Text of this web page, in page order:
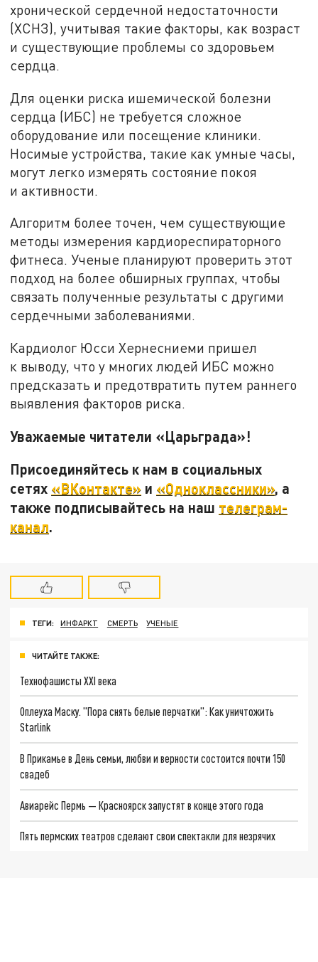
хронической сердечной недостаточности
(ХСНЗ), учитывая такие факторы, как возраст
и существующие проблемы со здоровьем
сердца.
Для оценки риска ишемической болезни
сердца (ИБС) не требуется сложное
оборудование или посещение клиники.
Носимые устройства, такие как умные часы,
могут легко измерять состояние покоя
и активности.
Алгоритм более точен, чем существующие
методы измерения кардиореспираторного
фитнеса. Ученые планируют проверить этот
подход на более обширных группах, чтобы
связать полученные результаты с другими
сердечными заболеваниями.
Кардиолог Юсси Хернесниеми пришел
к выводу, что у многих людей ИБС можно
предсказать и предотвратить путем раннего
выявления факторов риска.
Уважаемые читатели «Царьграда»!
Присоединяйтесь к нам в социальных
сетях «ВКонтакте» и «Одноклассники», а
также подписывайтесь на наш телеграм-
канал.
ТЕГИ: ИНФАРКТ СМЕРТЬ УЧЕНЫЕ
ЧИТАЙТЕ ТАКЖЕ:
Технофашисты XXI века
Оплеуха Маску. "Пора снять белые перчатки": Как уничтожить
Starlink
В Прикамье в День семьи, любви и верности состоится почти 150
свадеб
Авиарейс Пермь — Красноярск запустят в конце этого года
Пять пермских театров сделают свои спектакли для незрячих